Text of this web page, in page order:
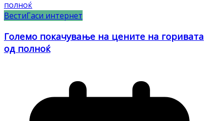
ВестиГаси интернет
Големо покачување на цените на горивата
од полноќ